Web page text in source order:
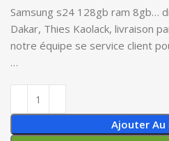
Samsung s24 128gb ram 8gb…
Dakar, Thies Kaolack, livraison
notre équipe se service client
…
Ajouter Au